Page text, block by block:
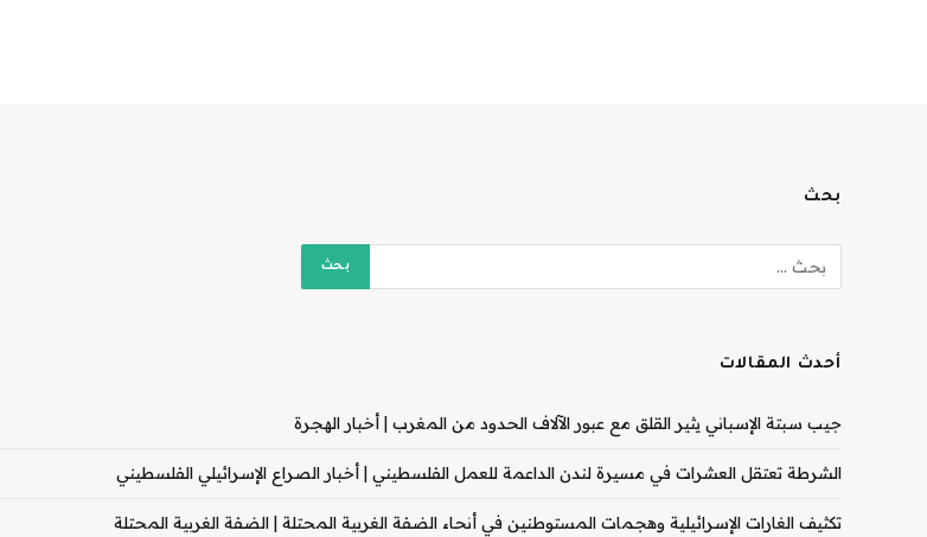
بحث
أحدث المقالات
جيب سبتة الإسباني يثير القلق مع عبور الآلاف الحدود من المغرب | أخبار الهجرة
الشرطة تعتقل العشرات في مسيرة لندن الداعمة للعمل الفلسطيني | أخبار الصراع الإسرائيلي الفلسطيني
تكثيف الغارات الإسرائيلية وهجمات المستوطنين في أنحاء الضفة الغربية المحتلة | الضفة الغربية المحتلة